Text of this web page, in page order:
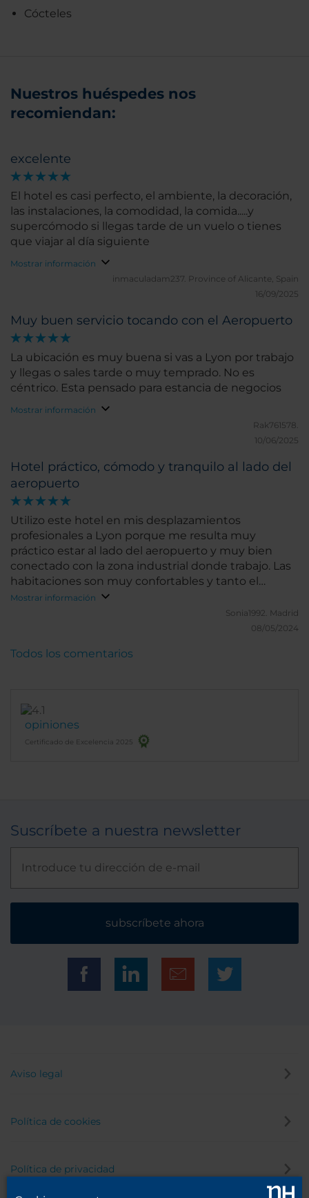
Cócteles
Nuestros huéspedes nos
recomiendan:
excelente
El hotel es casi perfecto, el ambiente, la decoración,
las instalaciones, la comodidad, la comida.....y
supercómodo si llegas tarde de un vuelo o tienes
que viajar al día siguiente
Mostrar información
inmaculadam237.
Province of Alicante, Spain
16/09/2025
Muy buen servicio tocando con el Aeropuerto
La ubicación es muy buena si vas a Lyon por trabajo
y llegas o sales tarde o muy temprado. No es
céntrico. Esta pensado para estancia de negocios
Mostrar información
Rak761578.
10/06/2025
Hotel práctico, cómodo y tranquilo al lado del
aeropuerto
Utilizo este hotel en mis desplazamientos
profesionales a Lyon porque me resulta muy
práctico estar al lado del aeropuerto y muy bien
conectado con la zona industrial donde trabajo. Las
habitaciones son muy confortables y tanto el
desayuno como el restaurante tienen una oferta
muy completa sin necesidad de buscar otras
Mostrar información
Sonia1992. Madrid
08/05/2024
opiniones
Certificado de Excelencia 2025
Todos los comentarios
Suscríbete a nuestra newsletter
subscríbete ahora
Aviso legal
Política de cookies
Política de privacidad